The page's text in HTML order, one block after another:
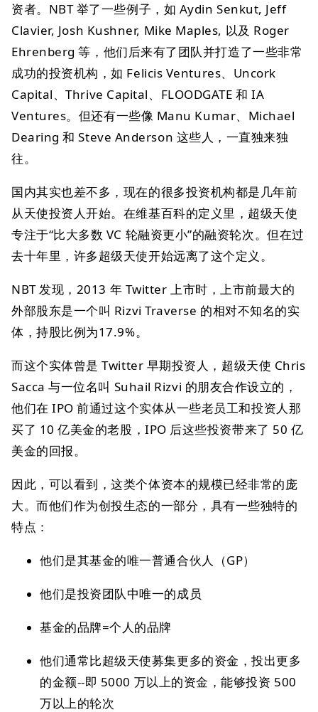
资者。NBT 举了一些例子，如 Aydin Senkut, Jeff
Clavier, Josh Kushner, Mike Maples, 以及 Roger
Ehrenberg 等，他们后来有了团队并打造了一些非常
成功的投资机构，如 Felicis Ventures、Uncork
Capital、Thrive Capital、FLOODGATE 和 IA
Ventures。但还有一些像 Manu Kumar、Michael
Dearing 和 Steve Anderson 这些人，一直独来独
往。
国内其实也差不多，现在的很多投资机构都是几年前
从天使投资人开始。在维基百科的定义里，超级天使
专注于“比大多数 VC 轮融资更小”的融资轮次。但在过
去十年里，许多超级天使开始远离了这个定义。
NBT 发现，2013 年 Twitter 上市时，上市前最大的
外部股东是一个叫 Rizvi Traverse 的相对不知名的实
体，持股比例为17.9%。
而这个实体曾是 Twitter 早期投资人，超级天使 Chris
Sacca 与一位名叫 Suhail Rizvi 的朋友合作设立的，
他们在 IPO 前通过这个实体从一些老员工和投资人那
买了 10 亿美金的老股，IPO 后这些投资带来了 50 亿
美金的回报。
因此，可以看到，这类个体资本的规模已经非常的庞
大。而他们作为创投生态的一部分，具有一些独特的
特点：
他们是其基金的唯一普通合伙人（GP）
他们是投资团队中唯一的成员
基金的品牌=个人的品牌
他们通常比超级天使募集更多的资金，投出更多
的金额--即 5000 万以上的资金，能够投资 500
万以上的轮次